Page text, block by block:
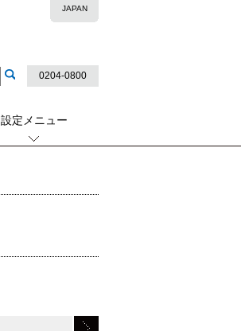
JAPAN
0204-0800
設定メニュー